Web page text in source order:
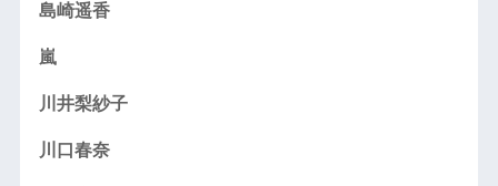
島崎遥香
嵐
川井梨紗子
川口春奈